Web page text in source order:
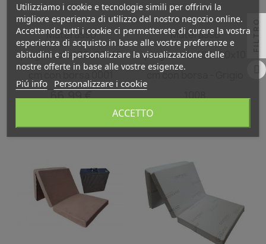
Anteprima
Materasso
pieghevole 180x80x10
66,99 €
Anteprima
Materasso
pieghevole 180x80x10
cm con borsa - Grigio
1008
Utilizziamo i cookie e tecnologie simili per offrirvi la
migliore esperienza di utilizzo del nostro negozio online.
Accettando tutti i cookie ci permetterete di curare la vostra
esperienza di acquisto in base alle vostre preferenze e
abitudini e di personalizzare la visualizzazione delle
nostre offerte in base alle vostre esigenze.
Piú info Personalizzare i cookie
ACCETTO